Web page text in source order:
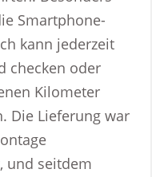
Smartphone-
kann jederzeit
checken oder
Kilometer
Die Lieferung war
und seitdem